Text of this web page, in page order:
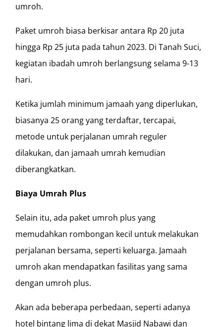
umroh.
Paket umroh biasa berkisar antara Rp 20 juta
hingga Rp 25 juta pada tahun 2023. Di Tanah Suci,
kegiatan ibadah umroh berlangsung selama 9-13
hari.
Ketika jumlah minimum jamaah yang diperlukan,
biasanya 25 orang yang terdaftar, tercapai,
metode untuk perjalanan umrah reguler
dilakukan, dan jamaah umrah kemudian
diberangkatkan.
Biaya Umrah Plus
Selain itu, ada paket umroh plus yang
memudahkan rombongan kecil untuk melakukan
perjalanan bersama, seperti keluarga. Jamaah
umroh akan mendapatkan fasilitas yang sama
dengan umroh plus.
Akan ada beberapa perbedaan, seperti adanya
hotel bintang lima di dekat Masjid Nabawi dan